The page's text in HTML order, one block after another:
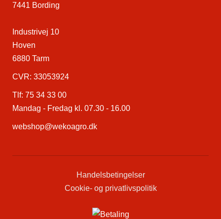
7441 Bording
Industrivej 10
Hoven
6880 Tarm
CVR: 33053924
Tlf: 75 34 33 00
Mandag - Fredag kl. 07.30 - 16.00
webshop@wekoagro.dk
Handelsbetingelser
Cookie- og privatlivspolitik